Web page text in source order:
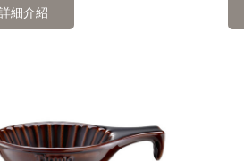
細介紹